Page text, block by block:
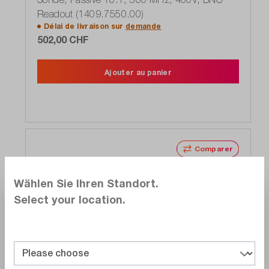
Readout (1409.7550.00)
Délai de livraison sur demande
502,00 CHF
Ajouter au panier
Comparer
Wählen Sie Ihren Standort.
Select your location.